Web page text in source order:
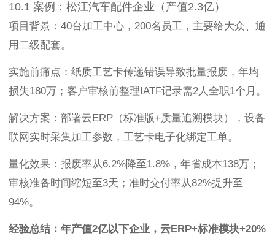
10.1 案例：松江汽车配件企业（产值2.3亿）
项目背景：40台加工中心，200名员工，主要给大众、通
用二级配套。
实施前痛点：纸质工艺卡传递错误导致批量报废，年均
损失180万；客户审核前整理IATF记录需2人全职1个月。
解决方案：部署云ERP（标准版+质量追溯模块），设备
联网实时采集加工参数，工艺卡电子化绑定工单。
量化效果：报废率从6.2%降至1.8%，年省成本138万；
审核准备时间缩短至3天；准时交付率从82%提升至
94%。
经验总结：年产值2亿以下企业，云ERP+标准模块+20%